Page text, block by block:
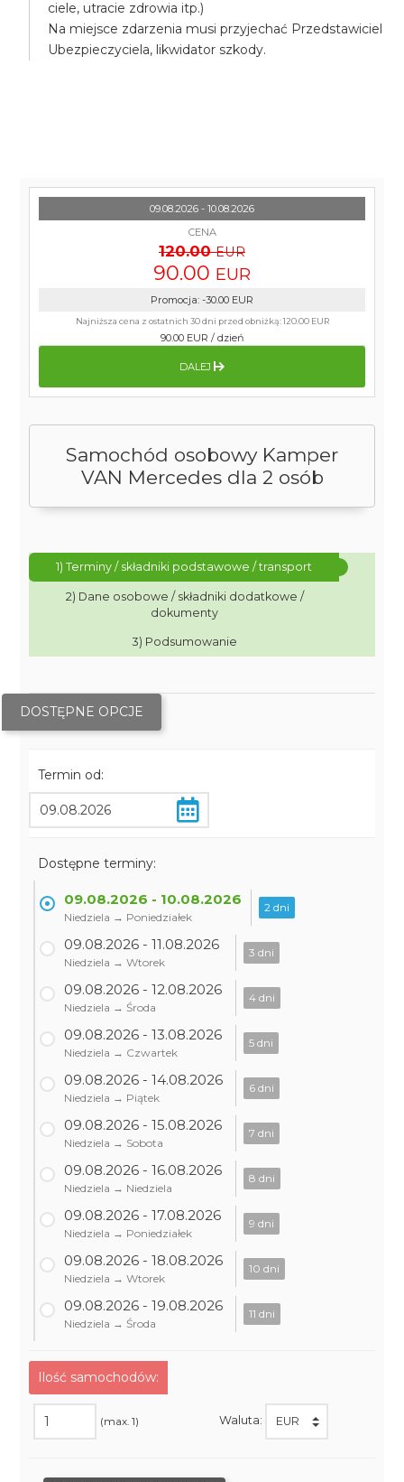
ciele, utracie zdrowia itp.)
Na miejsce zdarzenia musi przyjechać Przedstawiciel
Ubezpieczyciela, likwidator szkody.
Samochód osobowy Kamper
VAN Mercedes dla 2 osób
1) Terminy / składniki podstawowe / transport
2) Dane osobowe / składniki dodatkowe /
dokumenty
3) Podsumowanie
DOSTĘPNE OPCJE
Termin od:
Dostępne terminy:
09.08.2026 - 10.08.2026
Niedziela → Poniedziałek
2 dni
09.08.2026 - 11.08.2026
Niedziela → Wtorek
3 dni
09.08.2026 - 12.08.2026
Niedziela → Środa
4 dni
09.08.2026 - 13.08.2026
Niedziela → Czwartek
5 dni
09.08.2026 - 14.08.2026
Niedziela → Piątek
6 dni
09.08.2026 - 15.08.2026
Niedziela → Sobota
7 dni
09.08.2026 - 16.08.2026
Niedziela → Niedziela
8 dni
09.08.2026 - 17.08.2026
Niedziela → Poniedziałek
9 dni
09.08.2026 - 18.08.2026
Niedziela → Wtorek
10 dni
09.08.2026 - 19.08.2026
Niedziela → Środa
11 dni
Ilość samochodów:
(max. 1) Waluta:
09.08.2026 - 10.08.2026
CENA
120.00 EUR
90.00 EUR
Promocja: -30.00 EUR
Najniższa cena z ostatnich 30 dni przed obniżką:120.00 EUR
90.00 EUR / dzień
DALEJ